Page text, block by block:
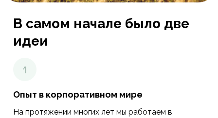
В самом начале было две
идеи
Опыт в корпоративном мире
На протяжении многих лет мы работаем в